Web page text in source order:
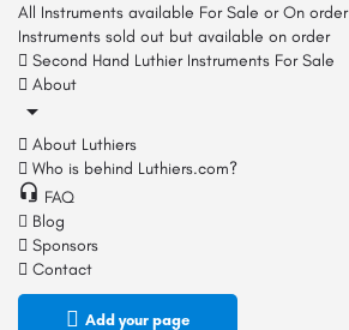
All Instruments available For Sale or On order
Instruments sold out but available on order
Second Hand Luthier Instruments For Sale
About
About Luthiers
Who is behind Luthiers.com?
FAQ
Blog
Sponsors
Contact
Add your page